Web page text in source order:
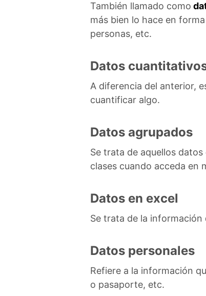
También llamado como
más bien lo hace en
personas, etc.
Datos
A diferencia del anterior,
cuantificar algo.
Datos agrupados
Se trata de aquellos
clases cuando acceda en
Datos en excel
Se trata de la información
Datos personales
Refiere a la información
o pasaporte, etc.